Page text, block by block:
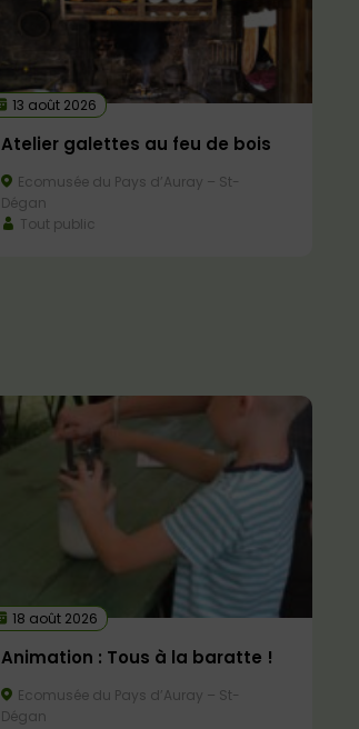
13 août 2026
Atelier galettes au feu de bois
Ecomusée du Pays d’Auray – St-
Dégan
Tout public
18 août 2026
Animation : Tous à la baratte !
Ecomusée du Pays d’Auray – St-
Dégan